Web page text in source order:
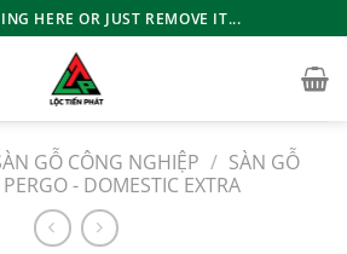
HERE OR JUST REMOVE IT...
GỖ CÔNG NGHIỆP / SÀN GỖ
PERGO - DOMESTIC EXTRA